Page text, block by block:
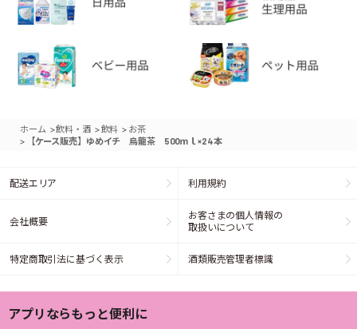
ホーム >飲料・酒 >飲料 > お茶
> 【ケース販売】ゆめイチ 烏龍茶 500ｍｌ×24本
配送エリア 利用規約
会社概要
お客さまの個人情報の
取扱いについて
特定商取引法に基づく表示 酒類販売管理者標識
アプリならもっと便利に